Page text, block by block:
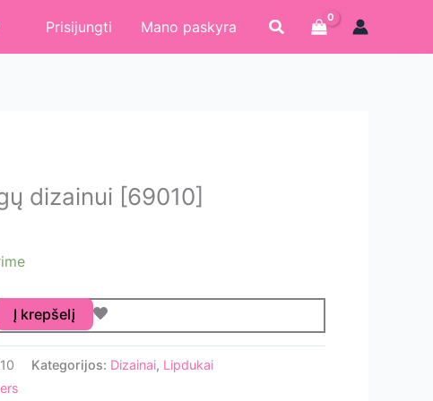
Prisijungti Mano paskyra Paieška
dizainui [69010]
Į krepšelį
Kategorijos: Dizainai, Lipdukai